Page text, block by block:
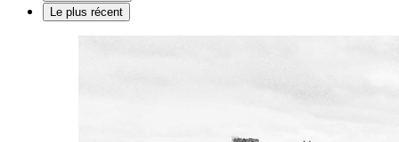
Le plus récent